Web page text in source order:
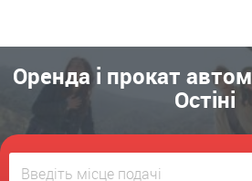
Оренда і прокат
Остіні